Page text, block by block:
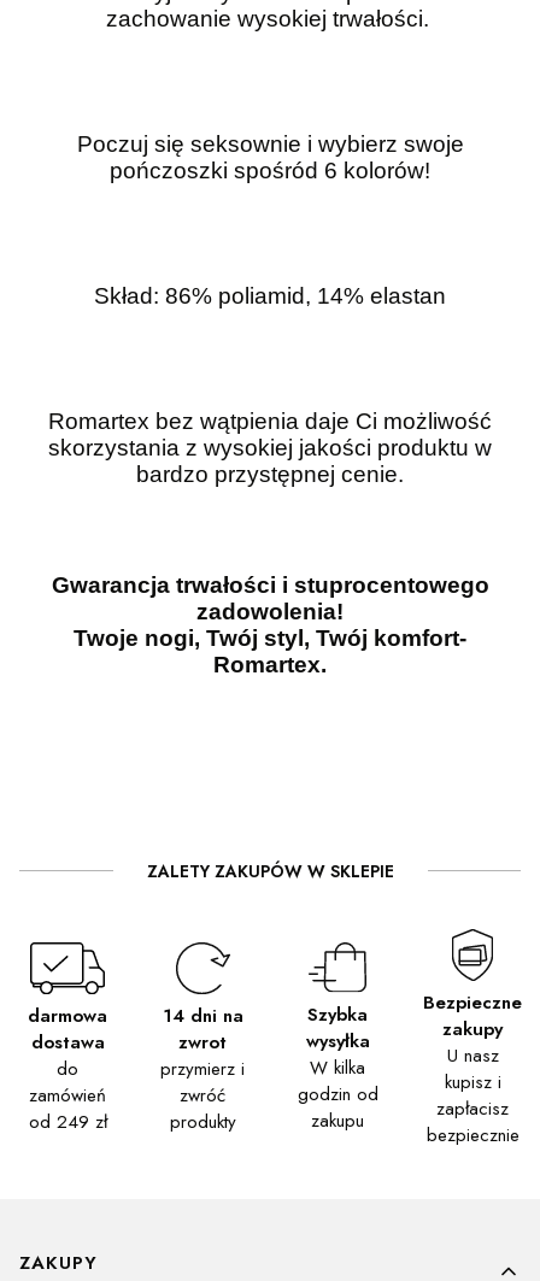
zachowanie wysokiej trwałości.
Poczuj się seksownie i wybierz swoje
pończoszki spośród 6 kolorów!
Skład: 86% poliamid, 14% elastan
Romartex bez wątpienia daje Ci możliwość
skorzystania z wysokiej jakości produktu w
bardzo przystępnej cenie.
Gwarancja trwałości i stuprocentowego
zadowolenia!
Twoje nogi, Twój styl, Twój komfort-
Romartex.
ZALETY ZAKUPÓW W SKLEPIE
darmowa
dostawa
do
zamówień
od 249 zł
14 dni na
zwrot
przymierz i
zwróć
produkty
Szybka
wysyłka
W kilka
godzin od
zakupu
Bezpieczne
zakupy
U nasz
kupisz i
zapłacisz
bezpiecznie
Linki w stopce
ZAKUPY